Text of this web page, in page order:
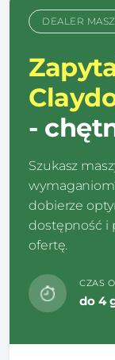
DEALER
-
Szukasz
dobierze
dostępność i
ofertę.
CZAS
do 4